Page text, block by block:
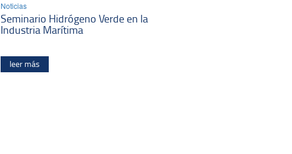
Noticias
Seminario Hidrógeno Verde en la
Industria Marítima
leer más